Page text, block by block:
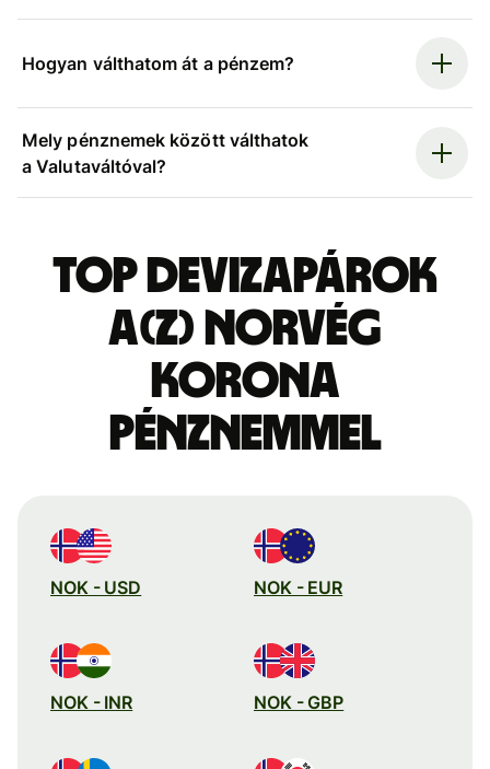
Hogyan válthatom át a pénzem?
Mely pénznemek között válthatok
a Valutaváltóval?
Top devizapárok
a(z) norvég
korona
pénznemmel
NOK - USD NOK - EUR
NOK - INR NOK - GBP